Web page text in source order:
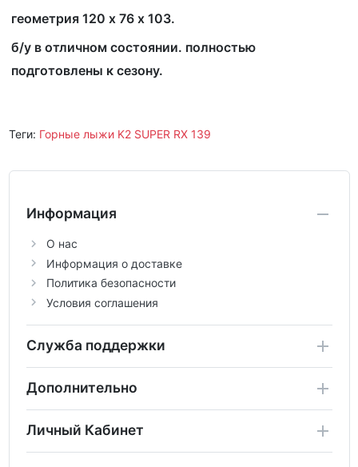
геометрия 120 х 76 х 103.
б/у в отличном состоянии. полностью
подготовлены к сезону.
Теги: Горные лыжи K2 SUPER RX 139
Информация
О нас
Информация о доставке
Политика безопасности
Условия соглашения
Служба поддержки
Дополнительно
Личный Кабинет